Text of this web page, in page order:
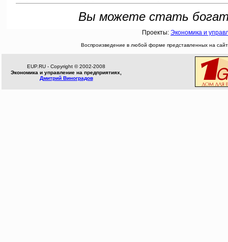
Вы можете стать
Проекты: Экономика и
Воспроизведение в любой форме представленных на
EUP.RU - Copyright © 2002-2008
Экономика и управление на предприятиях,
Дмитрий Виноградов